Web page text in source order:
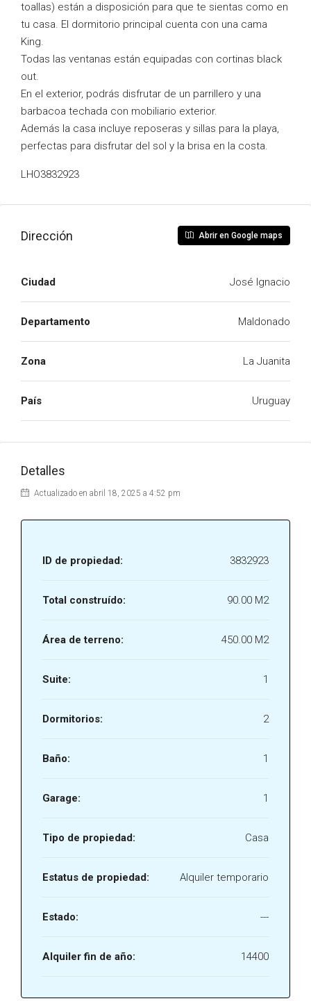
toallas) están a disposición para que te sientas como en
tu casa. El dormitorio principal cuenta con una cama
King.
Todas las ventanas están equipadas con cortinas black
out.
En el exterior, podrás disfrutar de un parrillero y una
barbacoa techada con mobiliario exterior.
Además la casa incluye reposeras y sillas para la playa,
perfectas para disfrutar del sol y la brisa en la costa.
LHO3832923
Dirección Abrir en Google maps
Ciudad José Ignacio
Departamento Maldonado
Zona La Juanita
País Uruguay
Detalles
Actualizado en abril 18, 2025 a 4:52 pm
ID de propiedad: 3832923
Total construído: 90.00 M2
Área de terreno: 450.00 M2
Suite: 1
Dormitorios: 2
Baño: 1
Garage: 1
Tipo de propiedad: Casa
Estatus de propiedad: Alquiler temporario
Estado: ---
Alquiler fin de año: 14400